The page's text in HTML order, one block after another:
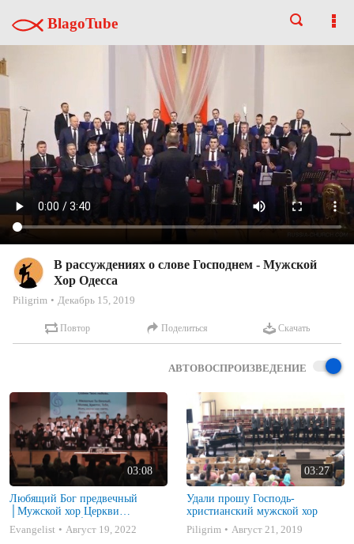
BlagoTube
В рассуждениях о слове Господнем - Мужской
Хор Одесса
Piligrim Декабрь 15, 2019
Повтор Поделиться Скачать
АВТОВОСПРОИЗВЕДЕНИЕ
03:08
Любящий Бог предвечный
│Мужской хор Церкви
«Благовестие»│ Християнські
пісні
Evangelist Август 19, 2022
03:27
Удали прошу Господь-
христианский мужской хор
Piligrim
Август 21, 2019